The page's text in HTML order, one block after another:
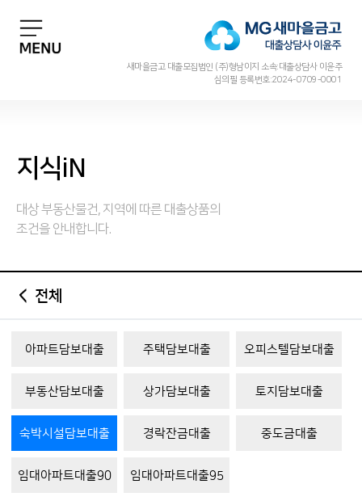
새마을금고 대출모집법인 (주)형남이지 소속:대출상담사 이윤주
심의필 등록번호:2024-0709-0001
지식iN
대상 부동산물건, 지역에 따른 대출상품의
조건을 안내합니다.
전체
아파트담보대출 주택담보대출 오피스텔담보대출
부동산담보대출 상가담보대출 토지담보대출
숙박시설담보대출 경락잔금대출 중도금대출
임대아파트대출90 임대아파트대출95